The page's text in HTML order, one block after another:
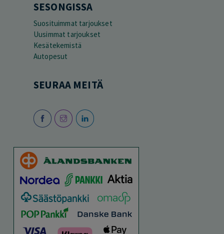
SESONGISSA
Suosituimmat tarjoukset
Uusimmat tarjoukset
Kesätekemistä
Autopesut
SEURAA MEITÄ